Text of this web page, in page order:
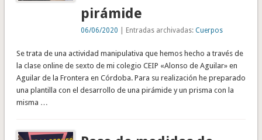
pirámide
06/06/2020 | Entradas archivadas:Cuerpos
Se trata de una actividad manipulativa que hemos hecho a través de
la clase online de sexto de mi colegio CEIP «Alonso de Aguilar» en
Aguilar de la Frontera en Córdoba. Para su realización he preparado
una plantilla con el desarrollo de una pirámide y un prisma con la
misma …